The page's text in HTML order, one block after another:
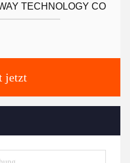
TECHNOLOGY CO
jetzt